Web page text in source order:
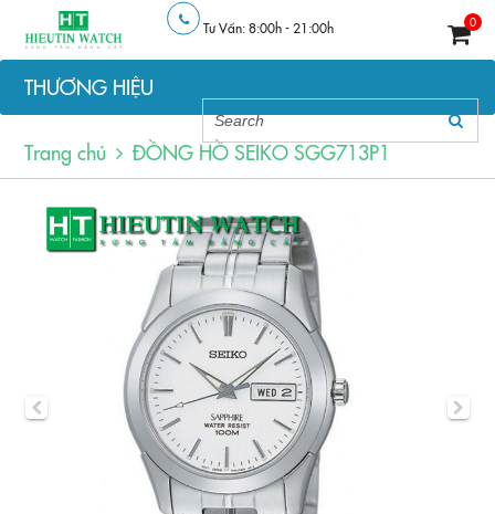
Tư Vấn: 8:00h - 21:00h 0
THƯƠNG HIỆU
Trang chủ ĐỒNG HỒ SEIKO SGG713P1